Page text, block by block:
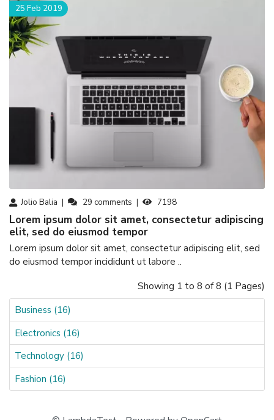
Business (16)
Electronics (16)
Technology (16)
Fashion (16)
Jolio Balia 29 comments 7198
25 Feb 2019
Lorem ipsum dolor sit amet, consectetur adipiscing
elit, sed do eiusmod tempor
Lorem ipsum dolor sit amet, consectetur adipiscing elit, sed
do eiusmod tempor incididunt ut labore ..
Showing 1 to 8 of 8 (1 Pages)